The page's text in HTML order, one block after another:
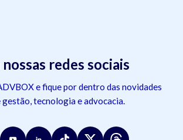
nossas redes sociais
e fique por dentro das novidades
gestão, tecnologia e advocacia.